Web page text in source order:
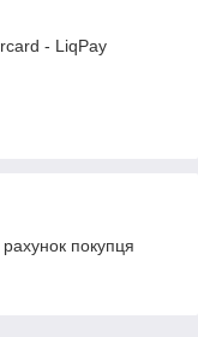
- LiqPay
покупця